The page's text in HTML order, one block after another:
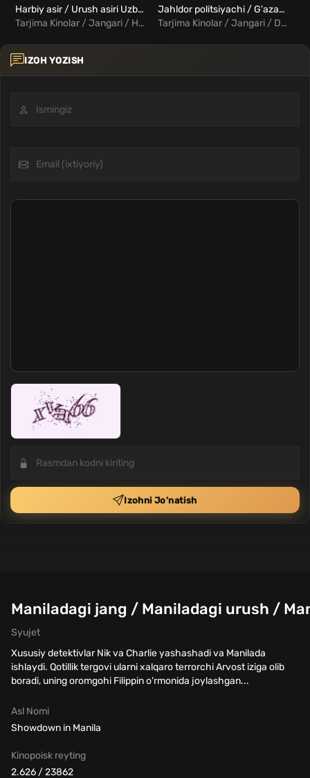
Harbiy asir / Urush asiri Uzbek Tilida
Tarjima Kinolar / Jangari / Harbiy / Triller / Xorij Kinolar Uzbek Tilida
Jahldor politsiyachi / G'azab belgilari Uzbek Tilida
Tarjima Kinolar / Jangari / Detektiv / Komediya / Xorij Kinolar Uzbek Tilida
IZOH YOZISH
Izohni Jo'natish
Maniladagi jang / Maniladagi urush /
Syujet
Xususiy detektivlar Nik va Charlie yashashadi va Manilada
ishlaydi. Qotillik tergovi ularni xalqaro terrorchi Arvost iziga olib
boradi, uning oromgohi Filippin o'rmonida joylashgan...
Asl Nomi
Showdown in Manila
Kinopoisk reyting
2.626 / 23862